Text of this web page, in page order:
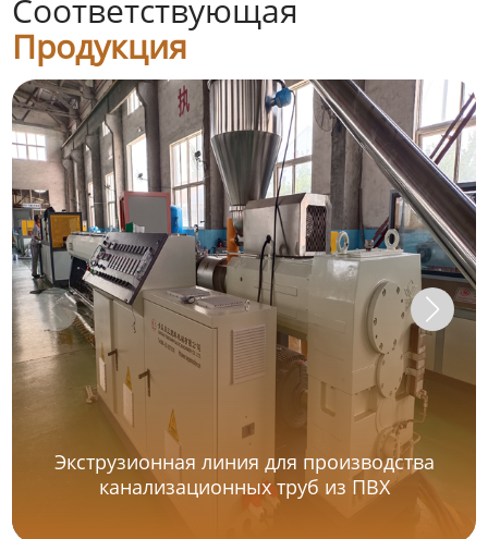
Соответствующая
Продукция
Экструзионная линия для производства
канализационных труб из ПВХ